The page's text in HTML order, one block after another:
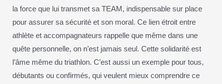
la force que lui transmet sa TEAM, indispensable sur place
pour assurer sa sécurité et son moral. Ce lien étroit entre
athlète et accompagnateurs rappelle que même dans une
quête personnelle, on n’est jamais seul. Cette solidarité est
l’âme même du triathlon. C’est aussi un exemple pour tous,
débutants ou confirmés, qui veulent mieux comprendre ce